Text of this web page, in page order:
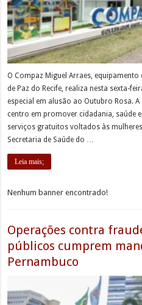
O Compaz Miguel Arraes,
de Paz do Recife, realiza nesta sexta-
especial em alusão ao Outubro Rosa.
centro em promover cidadania, saúde
serviços gratuitos voltados às
Secretaria de Saúde do …
Leia mais;
Nenhum banner encontrado!
Operações contra
públicos cumprem
Pernambuco